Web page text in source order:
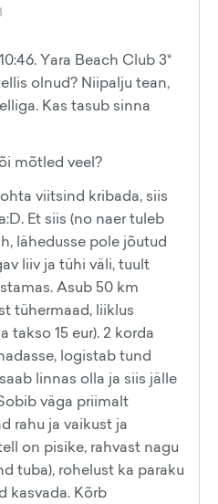
Yara Beach Club 3*
olnud? Niipalju tean,
Kas tasub sinna
mõtled veel?
viitsind kribada, siis
Et siis (no naer tuleb
lähedusse pole jõutud
liiv ja tühi väli, tuult
Asub 50 km
tühermaad, liiklus
takso 15 eur). 2 korda
logistab tund
linnas olla ja siis jälle
väga priimalt
rahu ja vaikust ja
on pisike, rahvast nagu
tuba), rohelust ka paraku
kasvada. Kõrb